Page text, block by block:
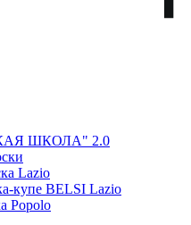
ШКОЛА" 2.0
Lazio
купе BELSI Lazio
Popolo